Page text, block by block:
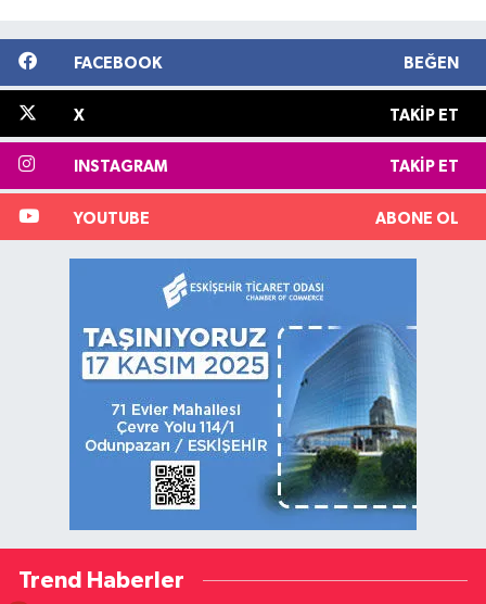
FACEBOOK BEĞEN
X TAKIP ET
INSTAGRAM TAKIP ET
YOUTUBE ABONE OL
Trend Haberler